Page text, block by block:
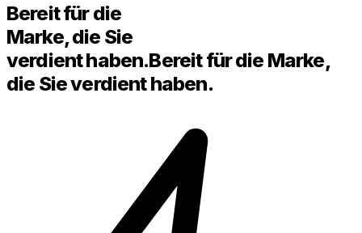
Bereit für die
Marke, die Sie
verdient haben.Bereit für die Marke,
die Sie verdient haben.